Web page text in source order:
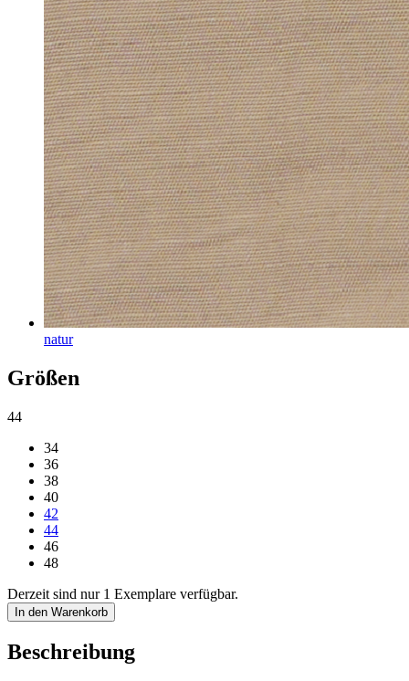
natur
Größen
44
34
36
38
40
42
44
46
48
Derzeit sind nur 1 Exemplare verfügbar.
In den Warenkorb
Beschreibung